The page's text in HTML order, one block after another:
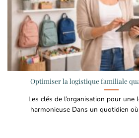
Optimiser la logistique familiale
Les clés de l’organisation pour
harmonieuse Dans un quotidien